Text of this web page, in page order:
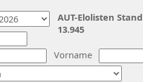
Vorname
AUT-Elolisten
13.945